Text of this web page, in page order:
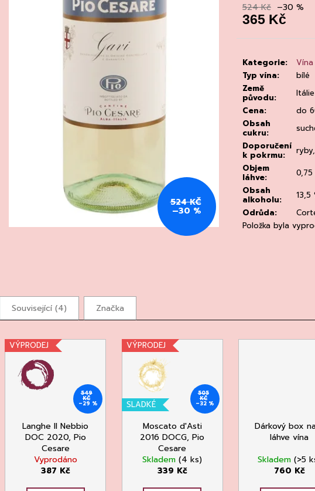
524 Kč –30 %
365 Kč
cena:
Kategorie:
Vína
Typ vína:
bílé
Země
původu:
Itálie
Cena:
do
Obsah
cukru:
Doporučení
k pokrmu:
Objem
láhve:
0,75
Obsah
alkoholu:
13,5
Odrůda:
Položka byla
524 KČ
–30 %
Související (4) Značka
VÝPRODEJ
549
KČ
–29 %
Langhe Il Nebbio
DOC 2020, Pio
Cesare
Vyprodáno
387 Kč
VÝPRODEJ
SLADKÉ
505
KČ
–32 %
Moscato d'Asti
2016 DOCG, Pio
Cesare
Skladem(4 ks)
339 Kč
Dárkový box
láhve vína
Skladem (>5
760 Kč